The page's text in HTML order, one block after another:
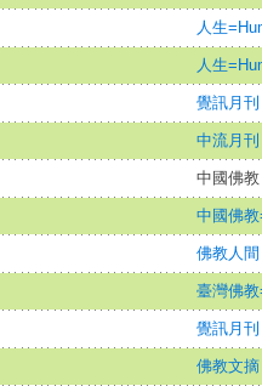
人生
人生
覺訊月刊
中流月刊
中國佛教
中國佛
佛教人間
臺灣佛
覺訊月刊
佛教文摘